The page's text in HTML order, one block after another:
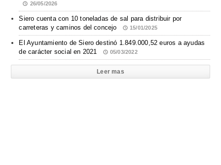
26/05/2026
Siero cuenta con 10 toneladas de sal para distribuir por
carreteras y caminos del concejo
15/01/2025
El Ayuntamiento de Siero destinó 1.849.000,52 euros a ayudas
de carácter social en 2021
05/03/2022
Leer mas